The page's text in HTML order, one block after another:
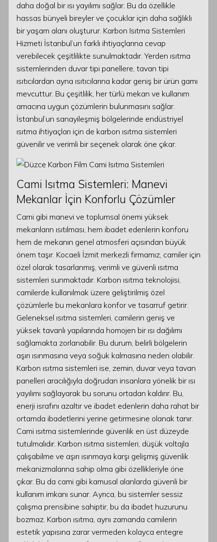
daha doğal bir ısı yayılımı sağlar. Bu da özellikle
hassas bünyeli bireyler ve çocuklar için daha sağlıklı
bir yaşam alanı oluşturur. Karbon Isıtma Sistemleri
Hizmeti İstanbul’un farklı ihtiyaçlarına cevap
verebilecek çeşitlilikte sunulmaktadır. Yerden ısıtma
sistemlerinden duvar tipi panellere, tavan tipi
ısıtıcılardan ayna ısıtıcılarına kadar geniş bir ürün gamı
mevcuttur. Bu çeşitlilik, her türlü mekan ve kullanım
amacına uygun çözümlerin bulunmasını sağlar.
İstanbul’un sanayileşmiş bölgelerinde endüstriyel
ısıtma ihtiyaçları için de karbon ısıtma sistemleri
güvenilir ve verimli bir seçenek olarak öne çıkar.
Cami Isıtma Sistemleri: Manevi
Mekanlar İçin Konforlu Çözümler
Cami gibi manevi ve toplumsal önemi yüksek
mekanların ısıtılması, hem ibadet edenlerin konforu
hem de mekanın genel atmosferi açısından büyük
önem taşır. Kocaeli İzmit merkezli firmamız, camiler için
özel olarak tasarlanmış, verimli ve güvenli ısıtma
sistemleri sunmaktadır. Karbon ısıtma teknolojisi,
camilerde kullanılmak üzere geliştirilmiş özel
çözümlerle bu mekanlara konfor ve tasarruf getirir.
Geleneksel ısıtma sistemleri, camilerin geniş ve
yüksek tavanlı yapılarında homojen bir ısı dağılımı
sağlamakta zorlanabilir. Bu durum, belirli bölgelerin
aşırı ısınmasına veya soğuk kalmasına neden olabilir.
Karbon ısıtma sistemleri ise, zemin, duvar veya tavan
panelleri aracılığıyla doğrudan insanlara yönelik bir ısı
yayılımı sağlayarak bu sorunu ortadan kaldırır. Bu,
enerji israfını azaltır ve ibadet edenlerin daha rahat bir
ortamda ibadetlerini yerine getirmesine olanak tanır.
Cami ısıtma sistemlerinde güvenlik en üst düzeyde
tutulmalıdır. Karbon ısıtma sistemleri, düşük voltajla
çalışabilme ve aşırı ısınmaya karşı gelişmiş güvenlik
mekanizmalarına sahip olma gibi özellikleriyle öne
çıkar. Bu da cami gibi kamusal alanlarda güvenli bir
kullanım imkanı sunar. Ayrıca, bu sistemler sessiz
çalışma prensibine sahiptir, bu da ibadet huzurunu
bozmaz. Karbon ısıtma, aynı zamanda camilerin
estetik yapısına zarar vermeden kolayca entegre